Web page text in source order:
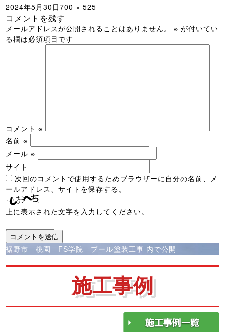
投
稿
日:
2024年5月30日フ
ル
サ
イ
700 × 525
コメントを残す
メールアドレスが公開されることはありません。 ※ が付いてい
る欄は必須項目です
コメント※
名前※
メール※
サイト
次回のコメントで使用するためブラウザーに自分の名前、メ
ールアドレス、サイトを保存する。
上に表示された文字を入力してください。
投
稿
ゲ
裾野市 桃園 FS学院 プール塗装工事 内で公開
施工事例